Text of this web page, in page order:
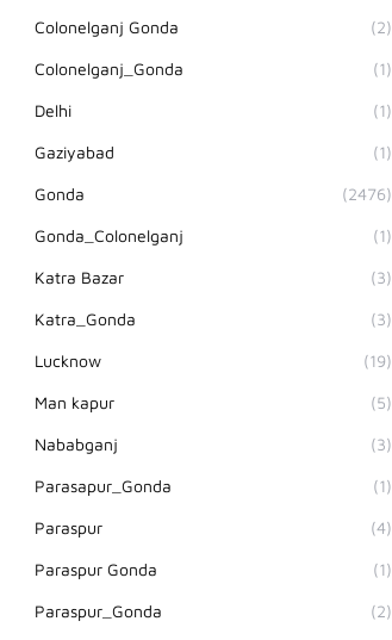
Colonelganj Gonda (2)
Colonelganj_Gonda (1)
Delhi (1)
Gaziyabad (1)
Gonda (2476)
Gonda_Colonelganj (1)
Katra Bazar (3)
Katra_Gonda (3)
Lucknow (19)
Man kapur (5)
Nababganj (3)
Parasapur_Gonda (1)
Paraspur (4)
Paraspur Gonda (1)
Paraspur_Gonda (2)